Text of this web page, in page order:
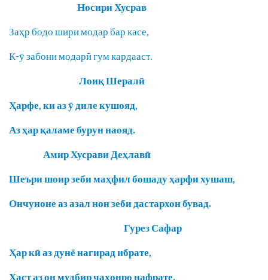
Носири Хусрав
Заҳр бодо шири модар бар касе,
К-ӯ забони модарӣ гум кардааст.
ЛоиқШералӣ
Ҳарфе, ки аз ӯ диле кушояд,
Аз ҳар қаламе бурун наояд.
Амир Хусрави Деҳлавӣ
Шеъри шоир зеби маҳфил бошаду ҳарфи хушаш,
Ончуноне аз азал нон зеби дастархон бувад.
Гурез Сафар
Ҳар кӣ аз дунё нагирад ибрате,
Ҳаст аз он мудбир ҷаҳонро нафрате.